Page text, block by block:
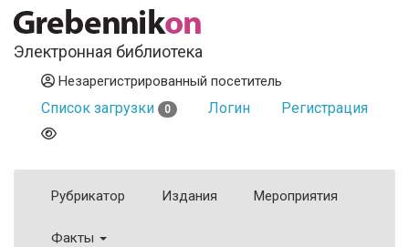
Электронная библиотека
Незарегистрированный посетитель
Список загрузки 0 Логин Регистрация
Рубрикатор Издания Мероприятия
Факты